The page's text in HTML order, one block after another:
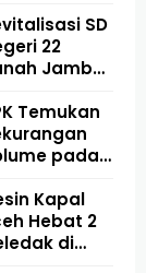
di
Rp250
Tgk
Didesak
SD
22
Jambo
Tuai
Publik
Temukan
pada
Utara
2024,
Kapal
Hebat 2
di